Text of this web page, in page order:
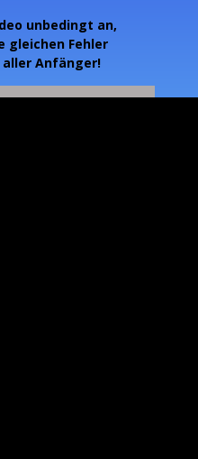
unbedingt an,
gleichen Fehler
Anfänger!